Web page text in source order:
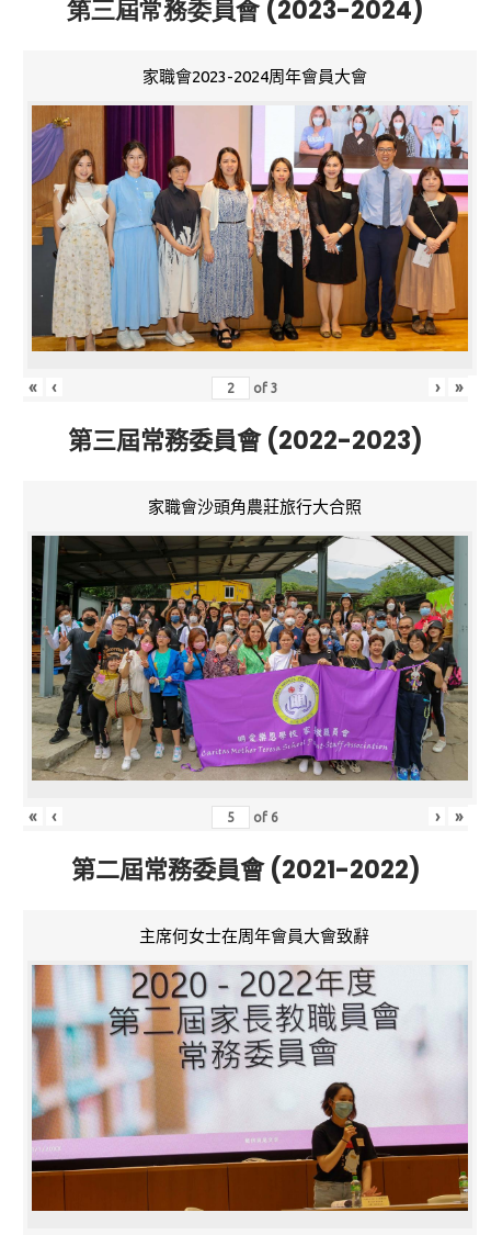
第三屆常務委員會 (2023-2024)
家職會2023-2024周年會員大會
« ‹ of3 › »
第三屆常務委員會 (2022-2023)
家職會沙頭角農莊旅行大合照
« ‹ of 6 › »
第二屆常務委員會 (2021-2022)
主席何女士在周年會員大會致辭